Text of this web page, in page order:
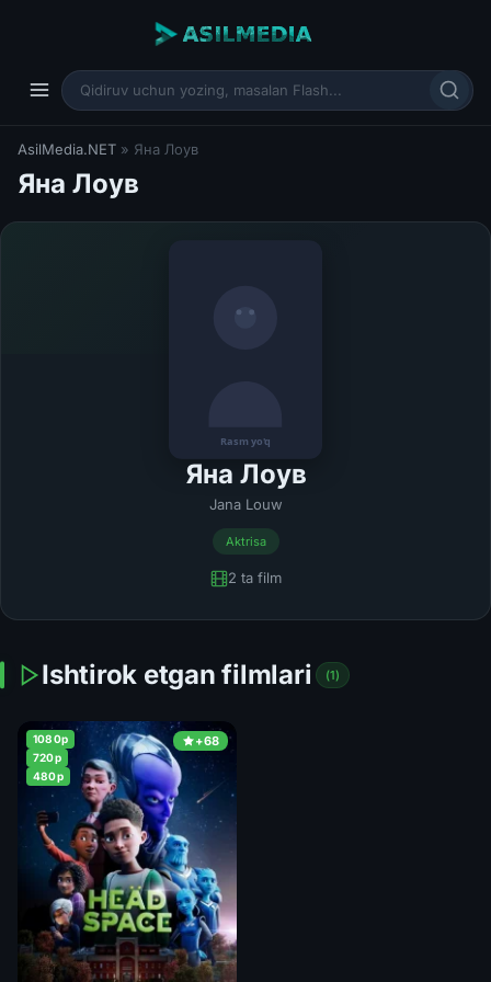
AsilMedia.NET » Яна Лоув
Яна Лоув
Яна Лоув
Jana Louw
Aktrisa
2 ta film
Ishtirok etgan filmlari (1)
+68
1080p
720p
480p